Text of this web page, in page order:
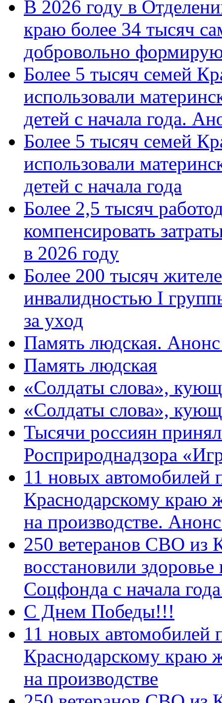
В 2026 году в
краю более 34 тысяч
добровольно
Более 5 тысяч семей
использовали
детей с начала года.
Более 5 тысяч семей
использовали
детей с начала года
Более 2,5 тысяч
компенсировать
в 2026 году
Более 200 тысяч
инвалидностью I
за уход
Память людская.
Память людская
«Солдаты слова»,
«Солдаты слова»,
Тысячи россиян
Росприроднадзора
11 новых автомобилей
Краснодарскому краю
на производстве.
250 ветеранов СВО из
восстановили
Соцфонда с начала
С Днем Победы!!!
11 новых автомобилей
Краснодарскому краю
на производстве